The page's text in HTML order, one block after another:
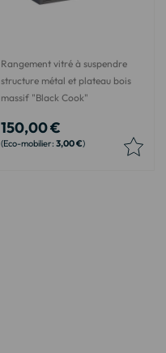
Rangement vitré à suspendre
structure métal et plateau bois
massif "Black Cook"
150,00 €
3,00 €